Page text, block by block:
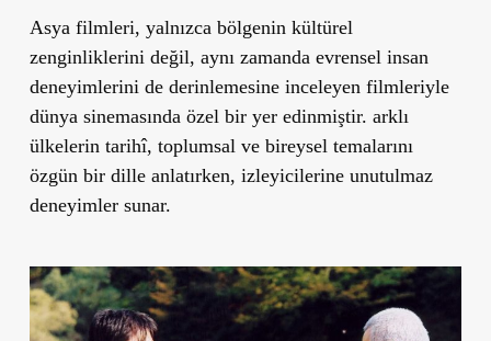
Asya filmleri, yalnızca bölgenin kültürel
zenginliklerini değil, aynı zamanda evrensel insan
deneyimlerini de derinlemesine inceleyen filmleriyle
dünya sinemasında özel bir yer edinmiştir. arklı
ülkelerin tarihî, toplumsal ve bireysel temalarını
özgün bir dille anlatırken, izleyicilerine unutulmaz
deneyimler sunar.